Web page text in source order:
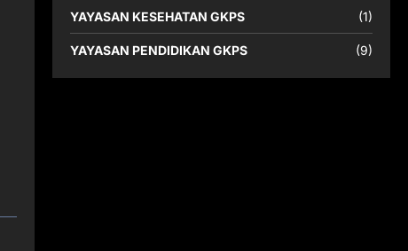
YAYASAN KESEHATAN GKPS (1)
YAYASAN PENDIDIKAN GKPS (9)